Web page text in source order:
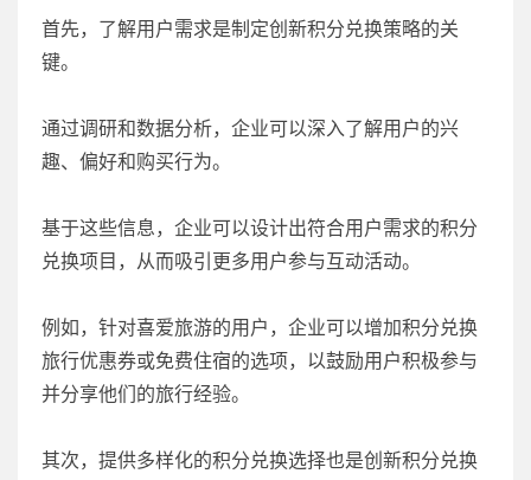
首先，了解用户需求是制定创新积分兑换策略的关
键。
通过调研和数据分析，企业可以深入了解用户的兴
趣、偏好和购买行为。
基于这些信息，企业可以设计出符合用户需求的积分
兑换项目，从而吸引更多用户参与互动活动。
例如，针对喜爱旅游的用户，企业可以增加积分兑换
旅行优惠券或免费住宿的选项，以鼓励用户积极参与
并分享他们的旅行经验。
其次，提供多样化的积分兑换选择也是创新积分兑换